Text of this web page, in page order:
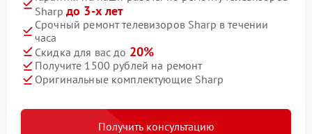
Sharp до 3-х лет
Срочный ремонт телевизоров Sharp в течении
часа
Скидка для вас до 20%
Получите 1500 рублей на ремонт
Оригинальные комплектующие Sharp
Получить консультацию